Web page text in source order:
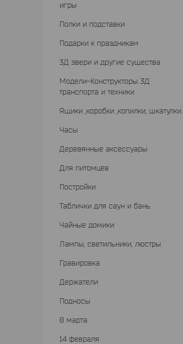
игры
Полки и подставки
Подарки к праздникам
3Д звери и другие существа
Модели-Конструкторы 3Д
транспорта и техники
Ящики ,коробки ,копилки, шкатулки.
Часы
Деревянные аксессуары
Для питомцев
Постройки
Таблички для саун и бань
Чайные домики
Лампы, светильники, люстры
Гравировка
Держатели
Подносы
8 марта
14 февраля